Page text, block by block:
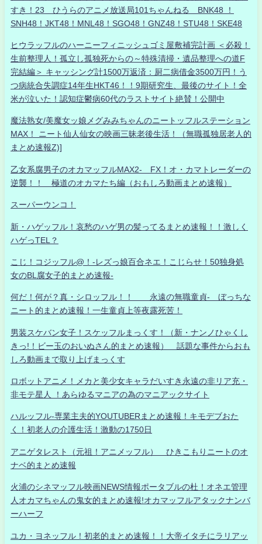
すき！23 ひうらのアニメ放送局101ちゃんねる BNK48 ！
SNH48！JKT48！MNL48！SGO48！GNZ48！STU48！SKE48
ヒウラッフルのハーニーフィニッシュゴミ屋敷補完計画 ＜必殺！
生前整理人！孤立し孤独死からの～特殊清掃・遺品整理への道F
完結編＞ キャッシング計1500万返済：厨二病借金3500万円！う
つ病統合失調症14年生HKT46！！9期研究生、最後のサイト！全
米が泣いた！認知症鬱病60代のラストサイト絶賛！公開中
魔法熟女/美魔女ッ娘メグみみちゃんのニートッフルステーション
MAX！ ニート仙人仙女の映画三昧老後生活！（無職孤独居老人的
まとめ速報Z)]
乙女系腐男子のオカマッフルMAX2- FX！オ・カマトレーダーの
逆襲！！ 極道のオカマたち編（おもしろ動画まとめ速報）
スーパーウンコ！
新・ハゲッフル！哀愁のハゲ男の髪ってるまとめ速報！！激しく
ハゲっTEL？
こじ！コジッフル@！-レズっ娘百合ネエ！こじらせ！50独身処
女のBL腐女子的まとめ速報-
何だ！何が？真・シロッフル！！ 永遠の無職童貞- ぼっちな
ニート的まとめ速報！一生童貞上等夜露死苦！
男装スケバン女子！スケッフルまっくす！（新・ナンノひゃくし
きっ!！ビー玉のおいぬさん的まとめ速報） 話題な事件からおも
しろ動画まで取り上げまっくす
ロボットアニメ！メカと美少女キャラだいすき永遠の非リア充・
非モテ星人 ！あらゆるマニアの為のマニアックサイト
ハルッフル-専業主夫的YOUTUBERまとめ速報！キモデブおた
く！初老人の介護生活！激動の1750日
アニゲタレスト（元祖！アニメッフル） ひきこもりニートのオ
ナベ的まとめ速報
火浦のシネマッフル映画NEWS情報ポータブルの杜！オネエ管理
人オカマちゃんの鬼女的まとめ速報!オカマッフルアタックナンバ
ーハーフ
ユカ・ヨネッフル！初老的まとめ速報！！大帝イタチにラリアッ